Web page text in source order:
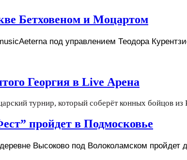
Бетховеном и Моцартом
под управлением Теодора
Георгия в Live Арена
турнир, который соберётконных бойцов из
пройдет в Подмосковье
Высоково под Волоколамском